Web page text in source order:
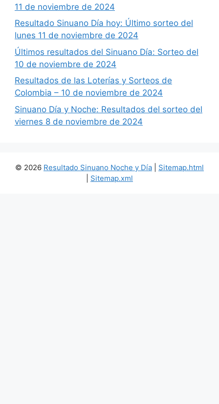
11 de noviembre de 2024
Resultado Sinuano Día hoy: Último sorteo del
lunes 11 de noviembre de 2024
Últimos resultados del Sinuano Día: Sorteo del
10 de noviembre de 2024
Resultados de las Loterías y Sorteos de
Colombia – 10 de noviembre de 2024
Sinuano Día y Noche: Resultados del sorteo del
viernes 8 de noviembre de 2024
© 2026 Resultado Sinuano Noche y Día
Sitemap.html
Sitemap.xml